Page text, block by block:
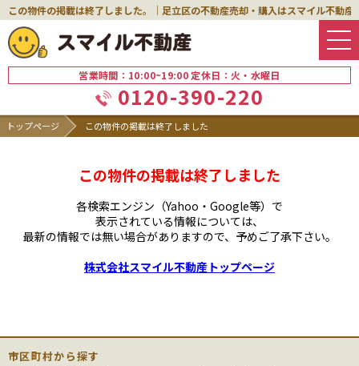
この物件の掲載は終了しました。｜足立区の不動産売却・購入はスマイル不動産
営業時間：10:00~19:00 定休日：火・水曜日
0120-390-220
トップページ この物件の掲載は終了しました
この物件の掲載は終了しました
各検索エンジン（Yahoo・Google等）で
表示されている情報については、
最新の情報では無い場合がありますので、 予めご了承下さい。
株式会社スマイル不動産トップページ
市区町村から探す